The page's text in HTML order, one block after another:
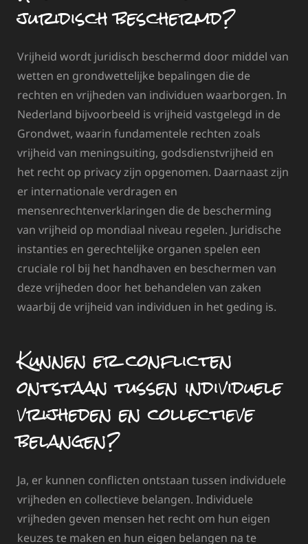
juridisch beschermd?
Vrijheid wordt juridisch beschermd door middel van
wetten en grondwettelijke bepalingen die de
rechten en vrijheden van individuen waarborgen. In
Nederland bijvoorbeeld is vrijheid vastgelegd in de
Grondwet, waarin fundamentele rechten zoals
vrijheid van meningsuiting, godsdienstvrijheid en
het recht op privacy zijn opgenomen. Daarnaast zijn
er internationale verdragen en
mensenrechtenverklaringen die de bescherming
van vrijheid op mondiaal niveau regelen. Juridische
instanties en gerechtelijke organen spelen een
cruciale rol bij het handhaven en beschermen van
deze vrijheden door het behandelen van zaken
waarbij de vrijheid van individuen in het geding is.
Kunnen er conflicten
ontstaan tussen individuele
vrijheden en collectieve
belangen?
Ja, er kunnen conflicten ontstaan tussen individuele
vrijheden en collectieve belangen. Individuele
vrijheden geven mensen het recht om hun eigen
keuzes te maken en hun eigen belangen na te